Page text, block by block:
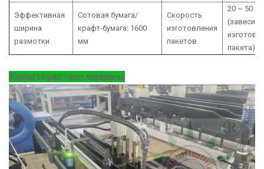
Эффективная
ширина
размотки
Сотовая бумага/
крафт-бумага: 1600
мм
Скорость
изготовления
пакетов
20 ~ 50
(зависит
пакета)
Характеристики машины